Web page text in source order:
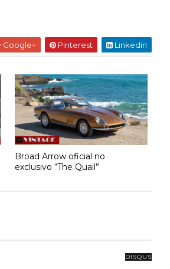
Google+ Pinterest Linkedin
Broad Arrow oficial no
exclusivo “The Quail”
DISQUS